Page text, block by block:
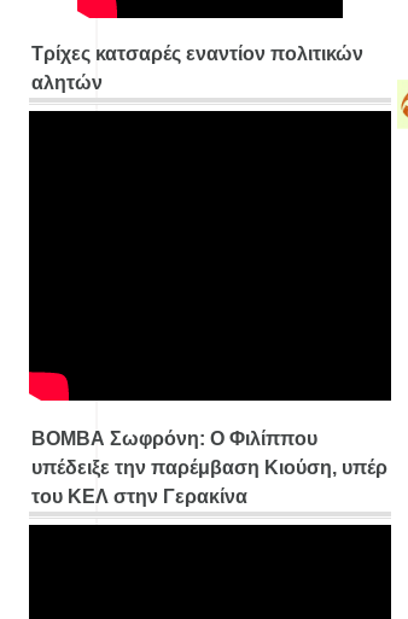
Τρίχες κατσαρές εναντίον πολιτικών
αλητών
ΒΟΜΒΑ Σωφρόνη: Ο Φιλίππου
υπέδειξε την παρέμβαση Κιούση, υπέρ
του ΚΕΛ στην Γερακίνα